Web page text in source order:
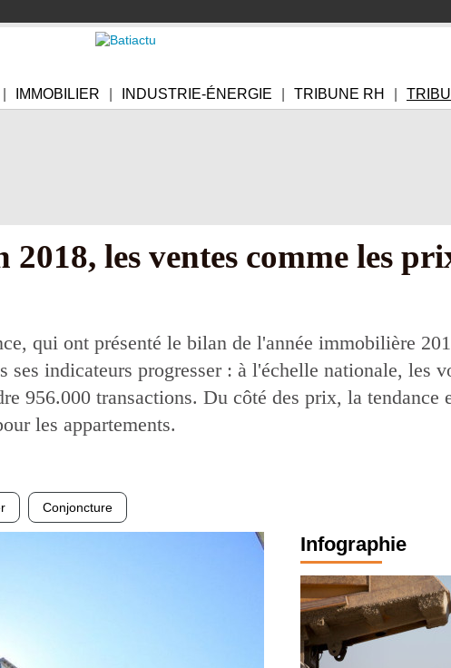
IMMOBILIER INDUSTRIE-ÉNERGIE TRIBUNE RH
les ventes comme les
qui ont présenté le bilan de l'année immobilière
ses indicateurs progresser : à l'échelle nationale, les
956.000 transactions. Du côté des prix, la tendance
les appartements.
Conjoncture
Infographie